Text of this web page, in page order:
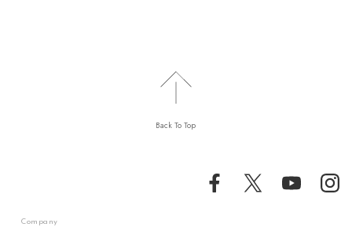
Back To Top
Company